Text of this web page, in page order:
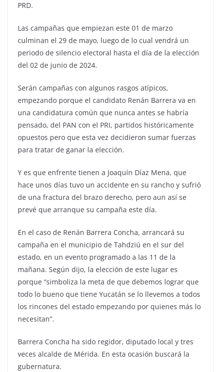
PRD.
Las campañas que empiezan este 01 de marzo
culminan el 29 de mayo, luego de lo cual vendrá un
periodo de silencio electoral hasta el día de la elección
del 02 de junio de 2024.
Serán campañas con algunos rasgos atípicos,
empezando porque el candidato Renán Barrera va en
una candidatura común que nunca antes se habría
pensado, del PAN con el PRI, partidos históricamente
opuestos pero que esta vez decidieron sumar fuerzas
para tratar de ganar la elección.
Y es que enfrente tienen a Joaquín Díaz Mena, que
hace unos días tuvo un accidente en su rancho y sufrió
de una fractura del brazo derecho, pero aun así se
prevé que arranque su campaña este día.
En el caso de Renán Barrera Concha, arrancará su
campaña en el municipio de Tahdziú en el sur del
estado, en un evento programado a las 11 de la
mañana. Según dijo, la elección de este lugar es
porque “simboliza la meta de que debemos lograr que
todo lo bueno que tiene Yucatán se lo llevemos a todos
los rincones del estado empezando por quienes más lo
necesitan”.
Barrera Concha ha sido regidor, diputado local y tres
veces alcalde de Mérida. En esta ocasión buscará la
gubernatura.